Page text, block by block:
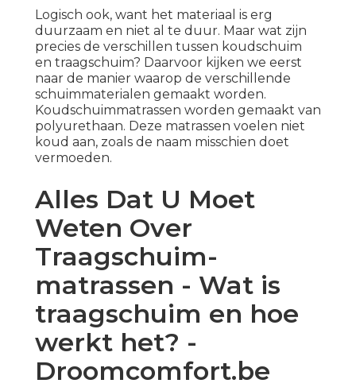
Logisch ook, want het materiaal is erg
duurzaam en niet al te duur. Maar wat zijn
precies de verschillen tussen koudschuim
en traagschuim? Daarvoor kijken we eerst
naar de manier waarop de verschillende
schuimmaterialen gemaakt worden.
Koudschuimmatrassen worden gemaakt van
polyurethaan. Deze matrassen voelen niet
koud aan, zoals de naam misschien doet
vermoeden.
Alles Dat U Moet
Weten Over
Traagschuim-
matrassen - Wat is
traagschuim en hoe
werkt het? -
Droomcomfort.be